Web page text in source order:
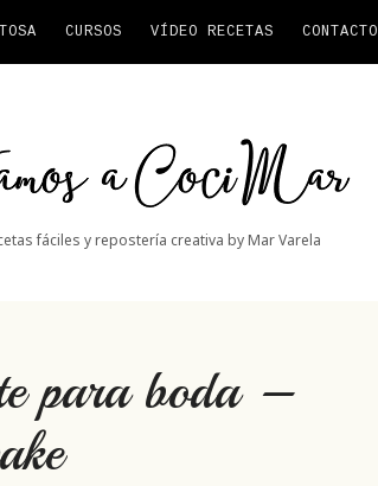
CURSOS VÍDEO RECETAS CONTACTO
fáciles y repostería creativa by Mar Varela
para boda –